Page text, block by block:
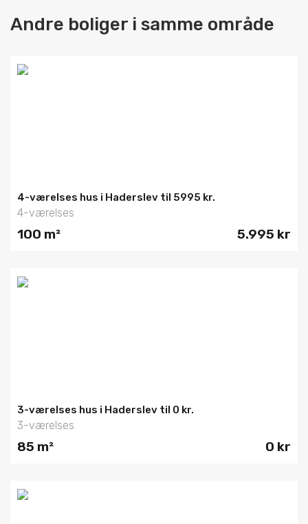
Andre boliger i samme område
4-værelses hus i Haderslev til 5995 kr.
4-værelses
100 m² 5.995 kr
3-værelses hus i Haderslev til 0 kr.
3-værelses
85 m² 0 kr